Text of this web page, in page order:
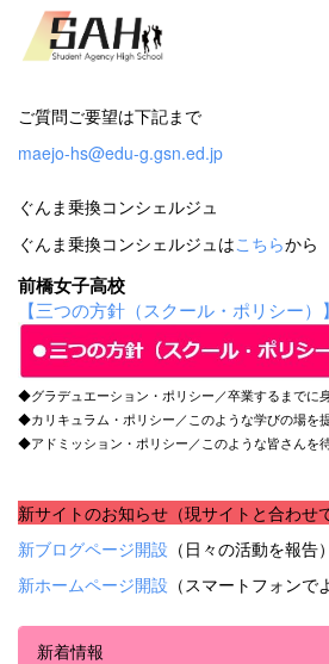
ご質問ご要望は下記まで
maejo-hs@edu-g.gsn.ed.jp
ぐんま乗換コンシェルジュ
ぐんま乗換コンシェルジュはこちらから
前橋女子高校
【三つの方針（スクール・ポリシー）
◆グラデュエーション・ポリシー／卒業するまでに
◆カリキュラム・ポリシー／このような学びの場を
◆アドミッション・ポリシー／このような皆さんを
新サイトのお知らせ（現サイトと合わせ
新ブログページ開設 （日々の活動を報告）
新ホームページ開設 （スマートフォンで
新着情報